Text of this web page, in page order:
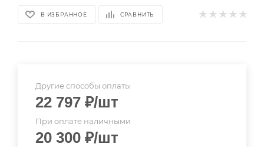
В ИЗБРАННОЕ СРАВНИТЬ
Другие способы оплаты
22 797 ₽/шт
При оплате наличными
20 300 ₽/шт